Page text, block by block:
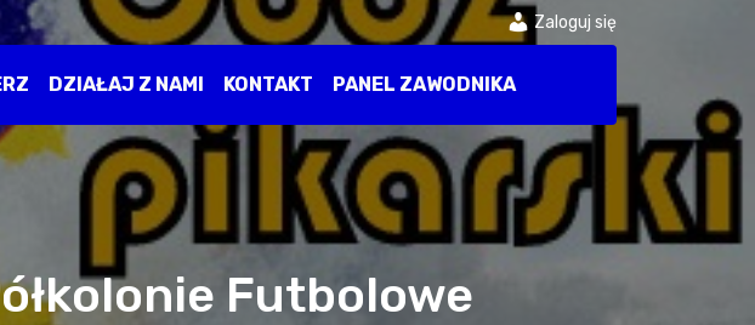
Zaloguj się
DZIAŁAJ Z NAMI KONTAKT PANEL ZAWODNIKA
Futbolowe